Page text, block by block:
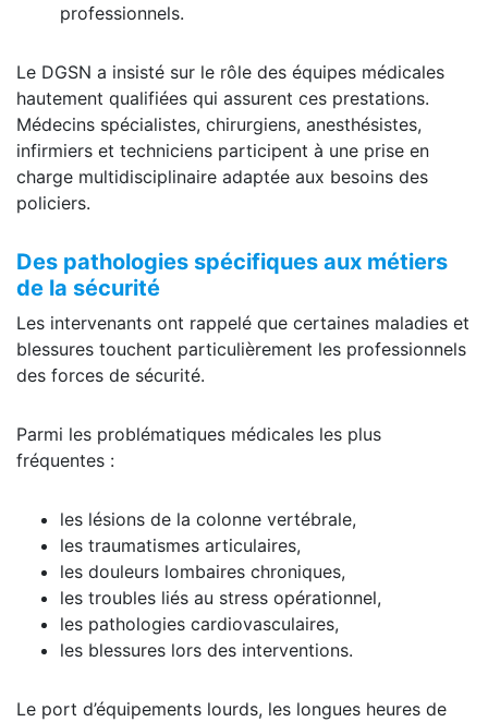
professionnels.
Le DGSN a insisté sur le rôle des équipes médicales
hautement qualifiées qui assurent ces prestations.
Médecins spécialistes, chirurgiens, anesthésistes,
infirmiers et techniciens participent à une prise en
charge multidisciplinaire adaptée aux besoins des
policiers.
Des pathologies spécifiques aux métiers
de la sécurité
Les intervenants ont rappelé que certaines maladies et
blessures touchent particulièrement les professionnels
des forces de sécurité.
Parmi les problématiques médicales les plus
fréquentes :
les lésions de la colonne vertébrale,
les traumatismes articulaires,
les douleurs lombaires chroniques,
les troubles liés au stress opérationnel,
les pathologies cardiovasculaires,
les blessures lors des interventions.
Le port d’équipements lourds, les longues heures de